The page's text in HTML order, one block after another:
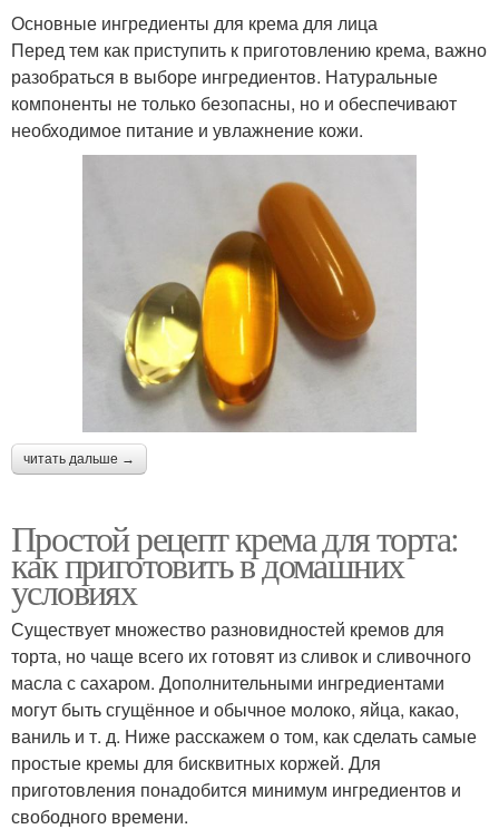
Основные ингредиенты для крема для лица
Перед тем как приступить к приготовлению крема, важно
разобраться в выборе ингредиентов. Натуральные
компоненты не только безопасны, но и обеспечивают
необходимое питание и увлажнение кожи.
читать дальше →
Простой рецепт крема для торта:
как приготовить в домашних
условиях
Существует множество разновидностей кремов для
торта, но чаще всего их готовят из сливок и сливочного
масла с сахаром. Дополнительными ингредиентами
могут быть сгущённое и обычное молоко, яйца, какао,
ваниль и т. д. Ниже расскажем о том, как сделать самые
простые кремы для бисквитных коржей. Для
приготовления понадобится минимум ингредиентов и
свободного времени.